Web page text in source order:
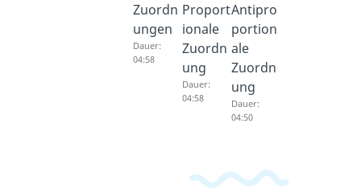
Zuordn
ungen
Dauer:
04:58
Proport
ionale
Zuordn
ung
Dauer:
04:58
Antipro
portion
ale
Zuordn
ung
Dauer:
04:50